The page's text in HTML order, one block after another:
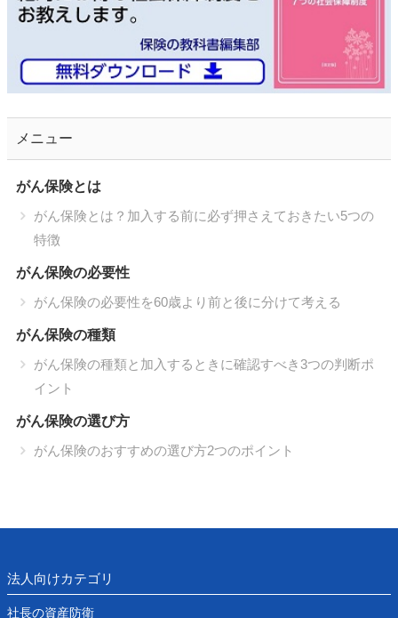
メニュー
がん保険とは
がん保険とは？加入する前に必ず押さえておきたい5つの
特徴
がん保険の必要性
がん保険の必要性を60歳より前と後に分けて考える
がん保険の種類
がん保険の種類と加入するときに確認すべき3つの判断ポ
イント
がん保険の選び方
がん保険のおすすめの選び方2つのポイント
法人向けカテゴリ
社長の資産防衛